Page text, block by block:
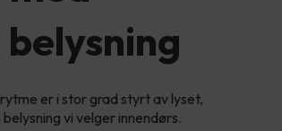
er i stor grad styrt av lyset,
vi velger innendørs.